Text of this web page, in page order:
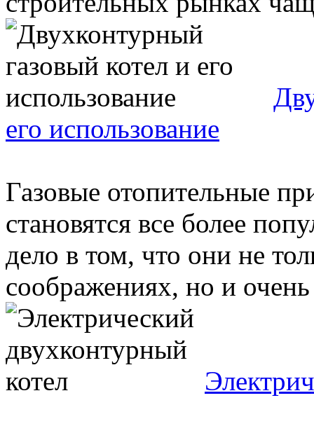
его использование
Газовые отопительные
становятся все более
дело в том, что они не
соображениях, но и